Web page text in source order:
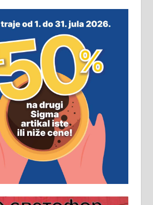
од 8 ари у Зеленом
Могућа
21-63-584
ОГЛАСИ
флотација Рудник
запошљава 20
рудара. Услови:
пожељно радно
на истим и сличним
али не и неопходан
смештај,
032/57-41-122 –